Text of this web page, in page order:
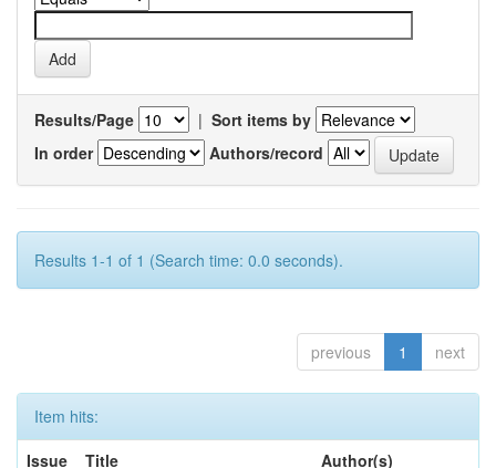
Results/Page | Sort items by
In order
Authors/record
Results 1-1 of 1 (Search time: 0.0 seconds).
previous 1 next
Item hits:
Issue
Title Author(s)